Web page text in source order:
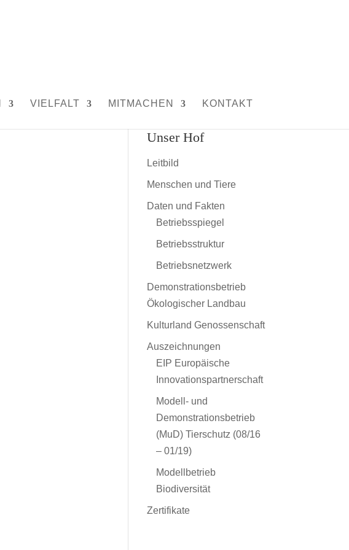
VIELFALT MITMACHEN KONTAKT
Unser Hof
Leitbild
Menschen und Tiere
Daten und Fakten
Betriebsspiegel
Betriebsstruktur
Betriebsnetzwerk
Demonstrationsbetrieb
Ökologischer Landbau
Kulturland Genossenschaft
Auszeichnungen
EIP Europäische
Innovationspartnerschaft
Modell- und
Demonstrationsbetrieb
(MuD) Tierschutz (08/16
– 01/19)
Modellbetrieb
Biodiversität
Zertifikate